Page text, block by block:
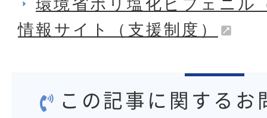
環境省ポリ塩化ビフェニル
情報サイト（支援制度）
この記事に関するお